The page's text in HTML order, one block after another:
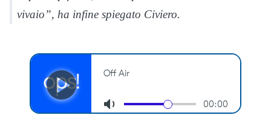
vivaio”, ha infine spiegato Civiero.